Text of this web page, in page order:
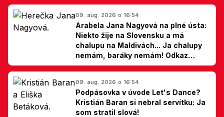
09. aug. 2026 o 16:54
Arabela Jana Nagyová na plné ústa:
Niekto žije na Slovensku a má
chalupu na Maldivách... Ja chalupy
nemám, baráky nemám! Odkaz
Slovákom
09. aug. 2026 o 16:54
Podpásovka v úvode Let's Dance?
Kristián Baran si nebral servítku: Ja
som stratil slová!